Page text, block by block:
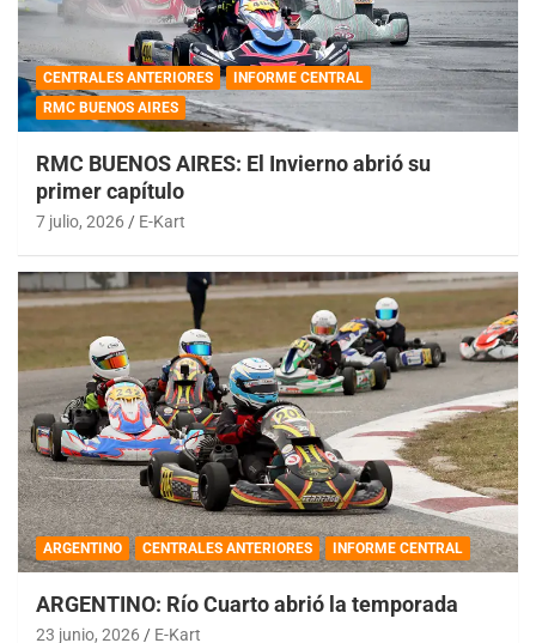
CENTRALES ANTERIORES
INFORME CENTRAL
RMC BUENOS AIRES
RMC BUENOS AIRES: El Invierno abrió su
primer capítulo
7 julio, 2026 E-Kart
ARGENTINO CENTRALES ANTERIORES INFORME CENTRAL
ARGENTINO: Río Cuarto abrió la temporada
23 junio, 2026 E-Kart